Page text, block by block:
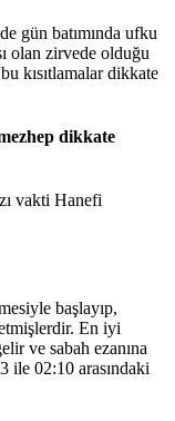
gün batımında ufku
olan zirvede olduğu
kısıtlamalar dikkate
dikkate
vakti Hanefi
başlayıp,
En iyi
ve sabah ezanına
ile 02:10 arasındaki